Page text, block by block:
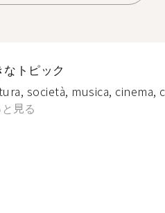
なトピック
società, musica, cinema,
見る